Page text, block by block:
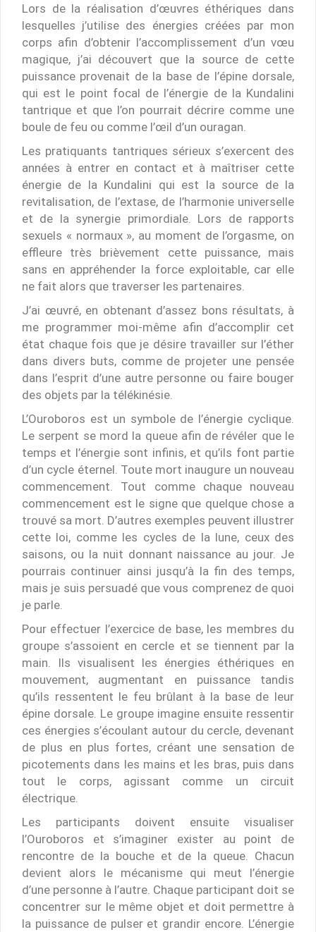
Lors de la réalisation d’œuvres éthériques dans
lesquelles j’utilise des énergies créées par mon
corps afin d’obtenir l’accomplissement d’un vœu
magique, j’ai découvert que la source de cette
puissance provenait de la base de l’épine dorsale,
qui est le point focal de l’énergie de la Kundalini
tantrique et que l’on pourrait décrire comme une
boule de feu ou comme l’œil d’un ouragan.
Les pratiquants tantriques sérieux s’exercent des
années à entrer en contact et à maîtriser cette
énergie de la Kundalini qui est la source de la
revitalisation, de l’extase, de l’harmonie universelle
et de la synergie primordiale. Lors de rapports
sexuels « normaux », au moment de l’orgasme, on
effleure très brièvement cette puissance, mais
sans en appréhender la force exploitable, car elle
ne fait alors que traverser les partenaires.
J’ai œuvré, en obtenant d’assez bons résultats, à
me programmer moi-même afin d’accomplir cet
état chaque fois que je désire travailler sur l’éther
dans divers buts, comme de projeter une pensée
dans l’esprit d’une autre personne ou faire bouger
des objets par la télékinésie.
L’Ouroboros est un symbole de l’énergie cyclique.
Le serpent se mord la queue afin de révéler que le
temps et l’énergie sont infinis, et qu’ils font partie
d’un cycle éternel. Toute mort inaugure un nouveau
commencement. Tout comme chaque nouveau
commencement est le signe que quelque chose a
trouvé sa mort. D’autres exemples peuvent illustrer
cette loi, comme les cycles de la lune, ceux des
saisons, ou la nuit donnant naissance au jour. Je
pourrais continuer ainsi jusqu’à la fin des temps,
mais je suis persuadé que vous comprenez de quoi
je parle.
Pour effectuer l’exercice de base, les membres du
groupe s’assoient en cercle et se tiennent par la
main. Ils visualisent les énergies éthériques en
mouvement, augmentant en puissance tandis
qu’ils ressentent le feu brûlant à la base de leur
épine dorsale. Le groupe imagine ensuite ressentir
ces énergies s’écoulant autour du cercle, devenant
de plus en plus fortes, créant une sensation de
picotements dans les mains et les bras, puis dans
tout le corps, agissant comme un circuit
électrique.
Les participants doivent ensuite visualiser
l’Ouroboros et s’imaginer exister au point de
rencontre de la bouche et de la queue. Chacun
devient alors le mécanisme qui meut l’énergie
d’une personne à l’autre. Chaque participant doit se
concentrer sur le même objet et doit permettre à
la puissance de pulser et grandir encore. L’énergie